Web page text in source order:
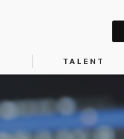
作 記事作成代行
TALENT
AIタレント
COSPLAYER